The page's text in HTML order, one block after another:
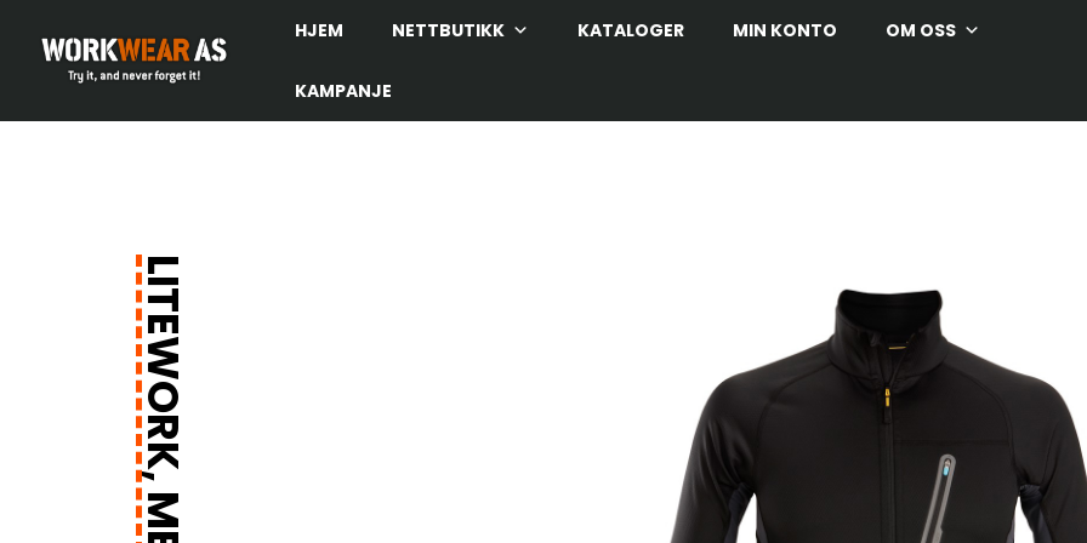
HJEM NETTBUTIKK KATALOGER MIN KONTO OM OSS
KAMPANJE